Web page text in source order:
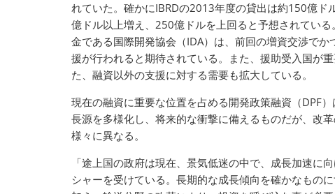
れていた。確かにIBRDの2013年度の貸出は約150億
億ドル以上増え、250億ドルを上回ると予想されてい
金である国際開発協会（IDA）は、前回の増資交渉で
援が行われると期待されている。また、援助受入国が
た、融資以外の支援に対する需要も拡大している。
現在の融資に重要な位置を占める開発政策融資（DPF
長源を多様化し、将来的な衝撃に備えるものだが、改
様々に異なる。
「途上国の政府は現在、景気低迷の中で、成長加速に
シャーを受けている。長期的な成長傾向を確かなもの